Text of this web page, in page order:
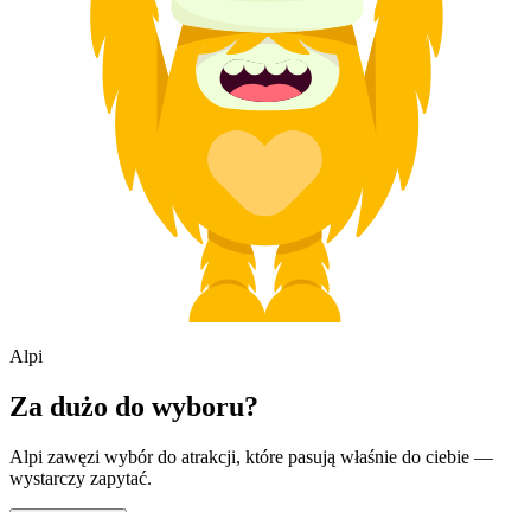
Alpi
Za dużo do wyboru?
Alpi zawęzi wybór do atrakcji, które pasują właśnie do ciebie —
wystarczy zapytać.